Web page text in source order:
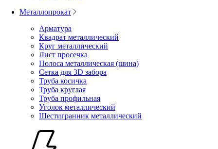
Металлопрокат
Арматура
Квадрат металлический
Круг металлический
Лист просечка
Полоса металлическая (шина)
Сетка для 3D забора
Труба косичка
Труба круглая
Труба профильная
Уголок металлический
Шестигранник металлический